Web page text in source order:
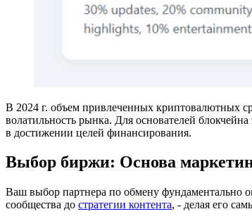
В 2024 г. объем привлеченных криптовалютных
волатильность рынка. Для основателей
в достижении целей финансирования.
Выбор биржи: Основа
Ваш выбор партнера по обмену фундаментально
сообщества до стратегии контента, - делая его